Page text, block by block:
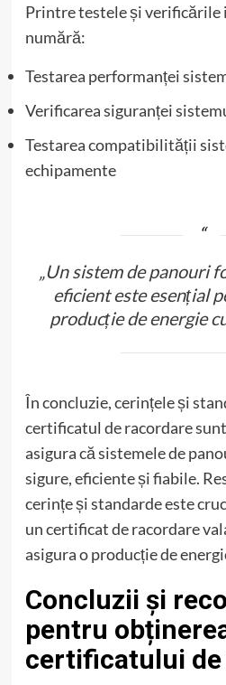
Printre testele și verificările
numără:
Testarea performanței
Verificarea siguranței
Testarea compatibilității
echipamente
„Un sistem de panouri
eficient este esențial
producție de energie
În concluzie, cerințele și
certificatul de racordare
asigura că sistemele de
sigure, eficiente și fiabile.
cerințe și standarde este
un certificat de racordare
asigura o producție de
Concluzii și
pentru
certificatului